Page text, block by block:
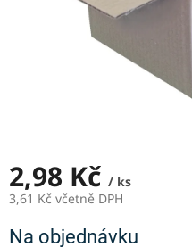
2,98 Kč / ks
3,61 Kč včetně DPH
cena:
Na objednávku